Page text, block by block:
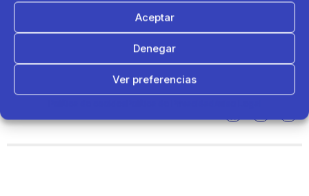
Aceptar
Denegar
Ver preferencias
ha inaugurado este jueves por la tarde
su primera tienda en Lanzarote, situada en el
municipio de Arrecife.